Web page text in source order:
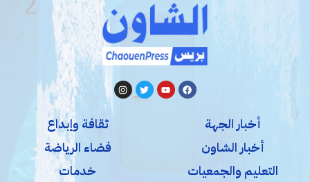
أخبار الجهة
أخبار الشاون
التعليم والجمعيات
ثقافة وإبداع
فضاء الرياضة
خدمات